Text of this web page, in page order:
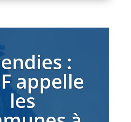
:
appelle
les